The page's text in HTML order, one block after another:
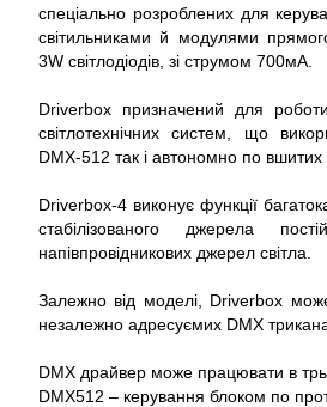
спеціально розроблених для
світильниками й модулями
3W світлодіодів, зі струмом 700мА.
Driverbox призначений для
світлотехнічних систем, що
DMX-512 так і автономно по вшитих
Driverbox-4 виконує функції
стабілізованого джерела
напівпровідникових джерел світла.
Залежно від моделі, Driverbox
незалежно адресуємих DMX
DMX драйвер може працювати в
DMX512 – керування блоком по